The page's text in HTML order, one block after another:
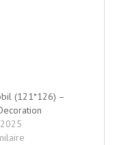
(121*126) –